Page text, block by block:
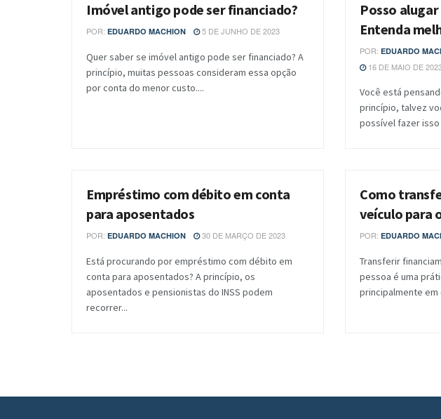
BLOG
Imóvel antigo pode ser financiado?
POR: EDUARDO MACHION 5 DE JUNHO DE 2023
Quer saber se imóvel antigo pode ser financiado? A
princípio, muitas pessoas consideram essa opção
por conta do menor custo....
BLOG
Posso
Entenda
POR: EDUARDO
16 DE MAIO DE
Você está
princípio, talvez
possível fazer isso
BANCOS E CORRETORAS
Empréstimo com débito em conta
para aposentados
POR: EDUARDO MACHION 30 DE MARÇO DE 2023
Está procurando por empréstimo com débito em
conta para aposentados? A princípio, os
aposentados e pensionistas do INSS podem
recorrer...
BLOG
Como
veículo para
POR: EDUARDO
Transferir
pessoa é uma
principalmente em